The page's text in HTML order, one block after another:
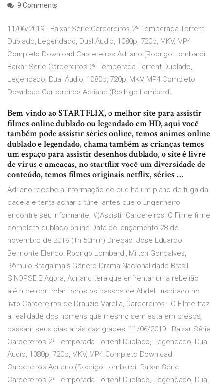
9 Comments
11/06/2019 · Baixar Série Carcereiros 2ª Temporada Torrent
Dublado, Legendado, Dual Áudio, 1080p, 720p, MKV, MP4
Completo Download Carcereiros Adriano (Rodrigo Lombardi.
Baixar Série Carcereiros 2ª Temporada Torrent Dublado,
Legendado, Dual Áudio, 1080p, 720p, MKV, MP4 Completo
Download Carcereiros Adriano (Rodrigo Lombardi.
Bem vindo ao STARTFLIX, o melhor site para assistir
filmes online dublado ou legendado em HD, aqui você
também pode assistir séries online, temos animes online
dublado e legendado, chama também as crianças temos
um espaço para assistir desenhos dublado, o site é livre
de virus e ameaças, no startflix você um diversidade de
conteúdo, temos filmes originais netflix, séries …
Adriano recebe a informação de que há um plano de fuga da
cadeia e tenta achar o túnel antes que o Engenheiro
encontre seu informante. #)Assistir Carcereiros: O Filme filme
completo dublado online Data de lançamento 28 de
novembro de 2019 (1h 50min) Direção: José Eduardo
Belmonte Elenco: Rodrigo Lombardi, Milton Gonçalves,
Rômulo Braga mais Gênero Drama Nacionalidade Brasil
SINOPSE E Agora, Adriano terá que enfrentar uma rebelião
além de controlar todos os passos de Abdel. Inspirado no
livro Carcereiros de Drauzio Varella, Carcereiros - O Filme traz
a realidade dos homens que mesmo sem estarem presos,
passam seus dias atrás das grades. 11/06/2019 · Baixar Série
Carcereiros 2ª Temporada Torrent Dublado, Legendado, Dual
Áudio, 1080p, 720p, MKV, MP4 Completo Download
Carcereiros Adriano (Rodrigo Lombardi. Baixar Série
Carcereiros 2ª Temporada Torrent Dublado, Legendado, Dual